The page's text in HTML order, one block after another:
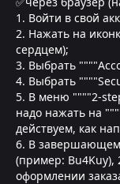
1. Войти в свой
2. Нажать на
сердцем);
3. Выбрать
4. Выбрать
5. В меню """"2-
надо нажать на
действуем, как
6. В завершающем
(пример: Bu4Kuy),
оформлении